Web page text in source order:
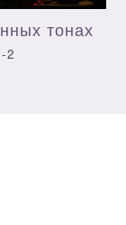
тонах
2